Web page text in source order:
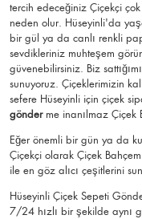
tercih edeceğiniz Çiçekçi
neden olur. Hüseyinli'da
bir gül ya da canlı renkli
sevdikleriniz muhteşem
güvenebilirsiniz. Biz
sunuyoruz. Çiçeklerimizin
sefere Hüseyinli için çiçek
gönderme inanılmaz Çiçek
Eğer önemli bir gün ya da
Çiçekçi olarak Çiçek
ile en göz alıcı çeşitlerini
Hüseyinli Çiçek Sepeti
7/24 hızlı bir şekilde aynı